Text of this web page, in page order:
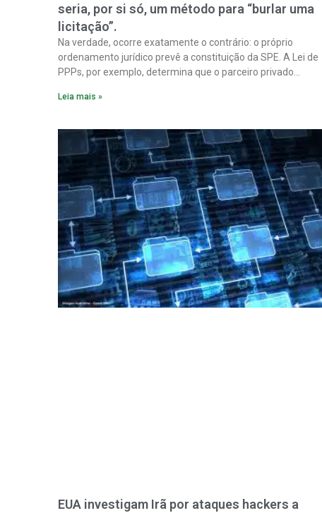
seria, por si só, um método para “burlar uma
licitação”.
Na verdade, ocorre exatamente o contrário: o próprio
ordenamento jurídico prevê a constituição da SPE. A Lei de
PPPs, por exemplo, determina que o parceiro privado
empreendimento. Ou seja, a suposta “fraude à licitação” é
figura é facultativa e sujeita a uma escolha racional de
projeto a projeto.
Leia mais »
EUA investigam Irã por ataques hackers a